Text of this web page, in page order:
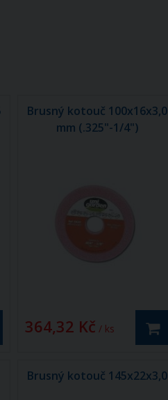
Brusný kotouč 100x16x3,0
mm (.325"-1/4")
364,32 Kč / ks
Brusný kotouč 145x22x3,0